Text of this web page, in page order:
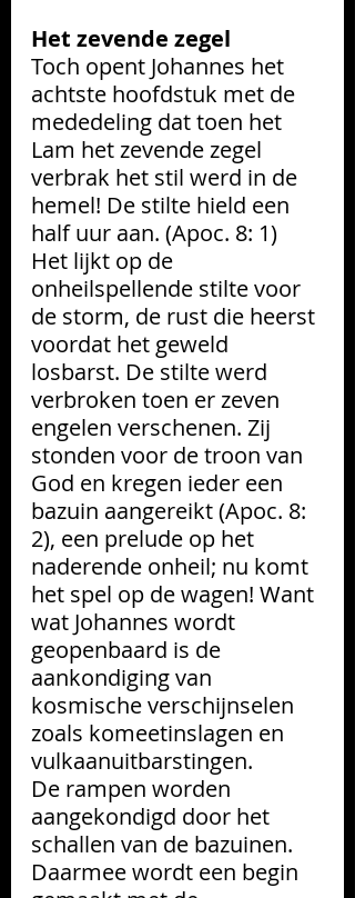
Het zevende zegel
Toch opent Johannes het
achtste hoofdstuk met de
mededeling dat toen het
Lam het zevende zegel
verbrak het stil werd in de
hemel! De stilte hield een
half uur aan. (Apoc. 8: 1)
Het lijkt op de
onheilspellende stilte voor
de storm, de rust die heerst
voordat het geweld
losbarst. De stilte werd
verbroken toen er zeven
engelen verschenen. Zij
stonden voor de troon van
God en kregen ieder een
bazuin aangereikt (Apoc. 8:
2), een prelude op het
naderende onheil; nu komt
het spel op de wagen! Want
wat Johannes wordt
geopenbaard is de
aankondiging van
kosmische verschijnselen
zoals komeetinslagen en
vulkaanuitbarstingen.
De rampen worden
aangekondigd door het
schallen van de bazuinen.
Daarmee wordt een begin